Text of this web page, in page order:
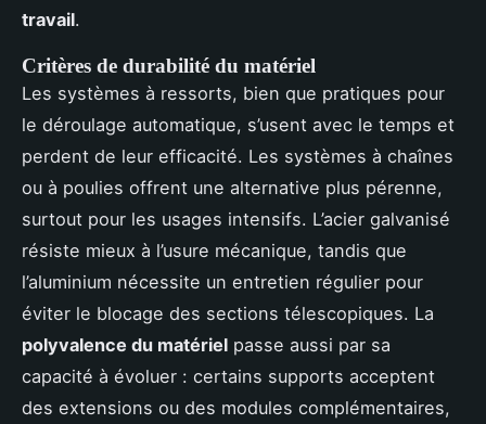
travail.
Critères de durabilité du matériel
Les systèmes à ressorts, bien que pratiques pour
le déroulage automatique, s’usent avec le temps et
perdent de leur efficacité. Les systèmes à chaînes
ou à poulies offrent une alternative plus pérenne,
surtout pour les usages intensifs. L’acier galvanisé
résiste mieux à l’usure mécanique, tandis que
l’aluminium nécessite un entretien régulier pour
éviter le blocage des sections télescopiques. La
polyvalence du matériel passe aussi par sa
capacité à évoluer : certains supports acceptent
des extensions ou des modules complémentaires,